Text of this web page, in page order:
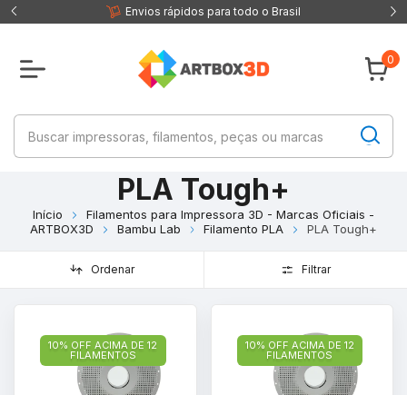
Envios rápidos para todo o Brasil
0
PLA Tough+
Início
Filamentos para Impressora 3D - Marcas Oficiais -
ARTBOX3D
Bambu Lab Filamento PLA PLA Tough+
Ordenar Filtrar
10% OFF ACIMA DE 12
FILAMENTOS
10% OFF ACIMA DE 12
FILAMENTOS